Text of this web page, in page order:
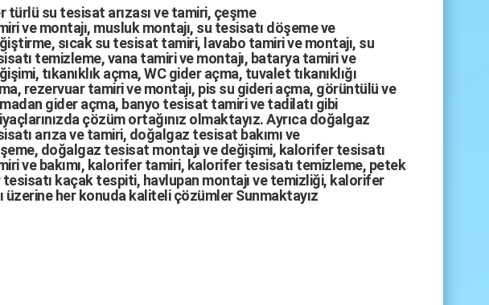
türlü su tesisat arızasıve tamiri, çeşme
vemontajı, musluk montajı, su tesisatı döşemeve
sıcak su tesisat tamiri, lavabo tamirivemontajı, su
temizleme,vana tamirivemontajı, batarya tamirive
, tıkanıklık açma,WC gider açma, tuvalet tıkanıklığı
, rezervuar tamirive montajı, pis su gideri açma, görüntülü ve
gider açma, banyo tesisat tamirivetadilatı gibi
çözüm ortağınız olmaktayız. Ayrıca doğalgaz
arızave tamiri, doğalgaz tesisat bakımıve
doğalgaz tesisat montajıve değişimi, kalorifer tesisatı
ve bakımı, kalorifer tamiri, kalorifer tesisatı temizleme, petek
kaçak tespiti, havlupan montajı ve temizliği, kalorifer
üzerine her konuda kaliteli çözümler Sunmaktayız